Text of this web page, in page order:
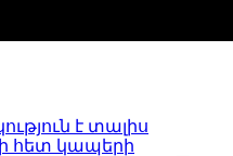
է տալիս
հետ կապերի